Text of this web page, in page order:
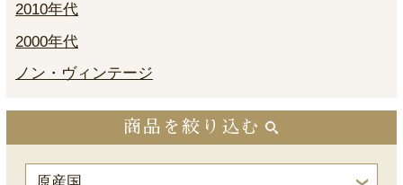
2010年代
2000年代
ノン・ヴィンテージ
商品を絞り込む